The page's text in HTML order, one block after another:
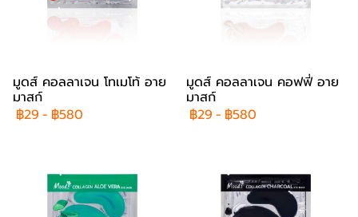
มูดส์ คอลลาเจน โทเมโท้ อาย
มาสก์
฿29 - ฿580
มูดส์ คอลลาเจน คอฟฟี่ อาย
มาสก์
฿29 - ฿580